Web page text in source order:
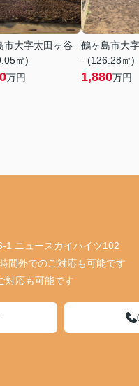
市大字太田ヶ谷
㎡)
万円
鶴ヶ島市大
- (126.28㎡)
1,880万円
1 ニュースカイハイツ102
間外でのご対応も可能です
応も可能です